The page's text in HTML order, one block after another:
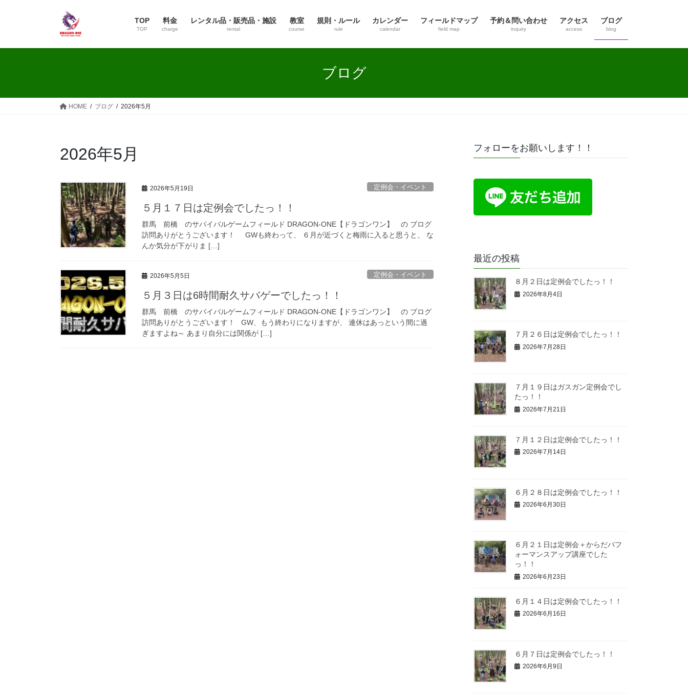
TOP
TOP
料金
charge
レンタル品・販売品・施設
rental
教室
course
規則・ルール
rule
カレンダー
calendar
フィールドマップ
field map
予約＆問い合わせ
inquiry
アクセス
access
ブログ
blog
ブログ
HOME ブログ 2026年5月
2026年5月
2026年5月19日 定例会・イベント
５月１７日は定例会でしたっ！！
群馬 前橋 のサバイバルゲームフィールド DRAGON-ONE【ドラゴンワン】 の ブログ
訪問ありがとうございます！ GWも終わって、 ６月が近づくと梅雨に入ると思うと、 な
んか気分が下がりま […]
2026年5月5日 定例会・イベント
５月３日は6時間耐久サバゲーでしたっ！！
群馬 前橋 のサバイバルゲームフィールド DRAGON-ONE【ドラゴンワン】 の ブログ
訪問ありがとうございます！ GW、もう終わりになりますが、 連休はあっという間に過
ぎますよね～ あまり自分には関係が […]
フォローをお願いします！！
最近の投稿
８月２日は定例会でしたっ！！
2026年8月4日
７月２６日は定例会でしたっ！！
2026年7月28日
７月１９日はガスガン定例会でし
たっ！！
2026年7月21日
７月１２日は定例会でしたっ！！
2026年7月14日
６月２８日は定例会でしたっ！！
2026年6月30日
６月２１日は定例会＋からだパフ
ォーマンスアップ講座でした
っ！！
2026年6月23日
６月１４日は定例会でしたっ！！
2026年6月16日
６月７日は定例会でしたっ！！
2026年6月9日